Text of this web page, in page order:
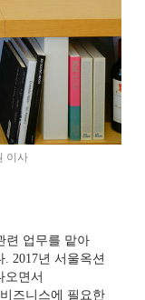
이사
련 업무를 맡아
2017년 서울옥션
오면서
즈니스에 필요한